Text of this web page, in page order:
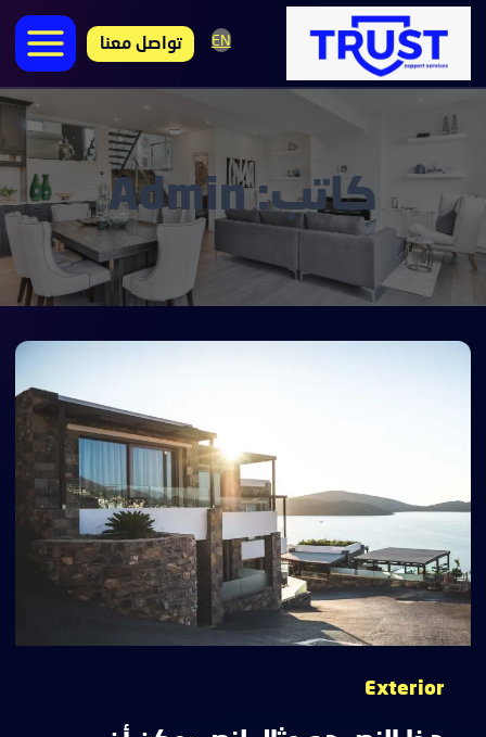
التجاوز
المحتوى
EN تواصل معنا
كاتب: Admin
Exterior